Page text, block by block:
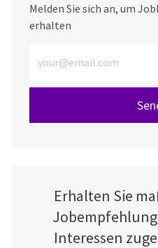
Melden Sie sich an, um
erhalten
Erhalten Sie
Interessen